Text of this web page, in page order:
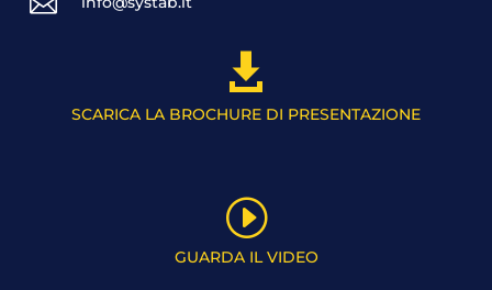

SCARICA LA BROCHURE DI PRESENTAZIONE
I
GUARDA IL VIDEO